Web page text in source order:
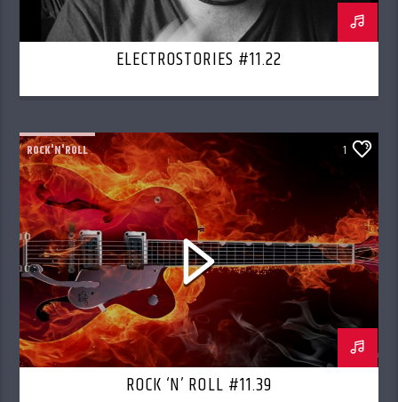
ELECTROSTORIES #11.22
ROCK'N'ROLL 1
ROCK ‘N’ ROLL #11.39